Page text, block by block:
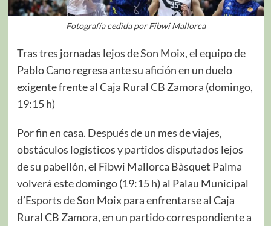
Fotografía cedida por Fibwi Mallorca
Tras tres jornadas lejos de Son Moix, el equipo de
Pablo Cano regresa ante su afición en un duelo
exigente frente al Caja Rural CB Zamora (domingo,
19:15 h)
Por fin en casa. Después de un mes de viajes,
obstáculos logísticos y partidos disputados lejos
de su pabellón, el Fibwi Mallorca Bàsquet Palma
volverá este domingo (19:15 h) al Palau Municipal
d’Esports de Son Moix para enfrentarse al Caja
Rural CB Zamora, en un partido correspondiente a